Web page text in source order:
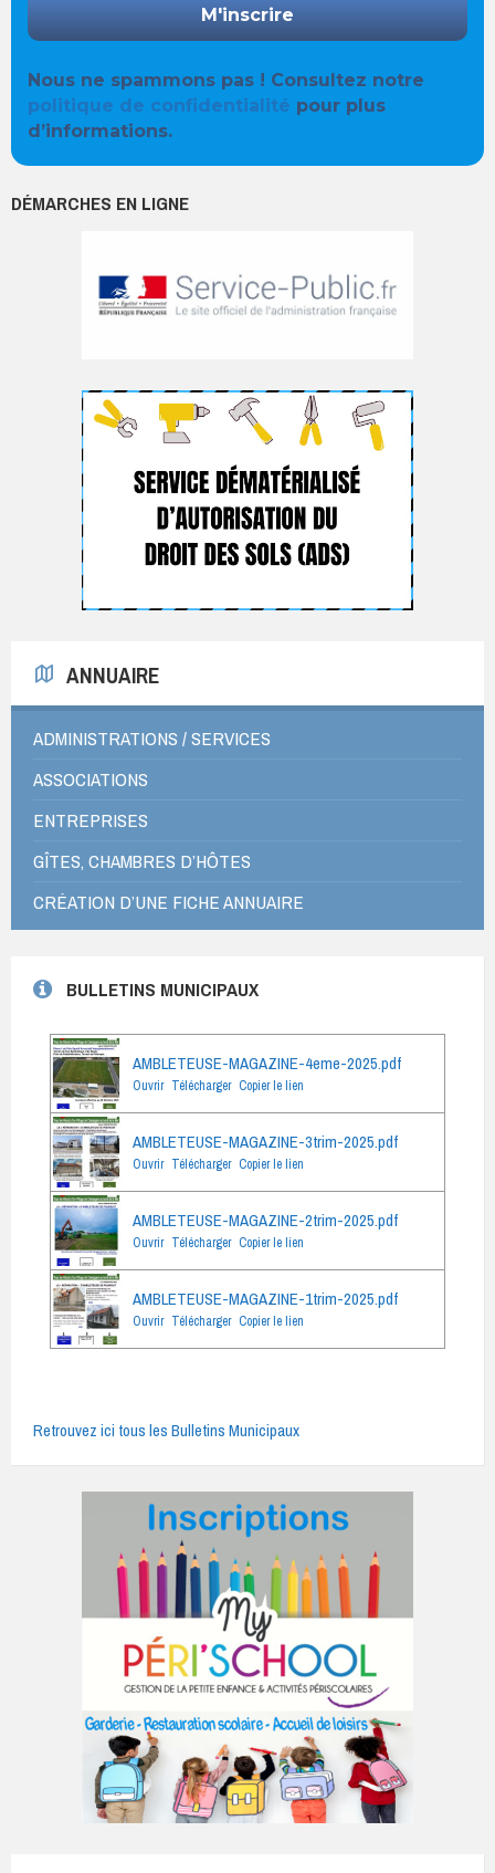
Nous ne spammons pas ! Consultez notre
politique de confidentialité pour plus
d’informations.
DÉMARCHES EN LIGNE
ANNUAIRE
ADMINISTRATIONS / SERVICES
ASSOCIATIONS
ENTREPRISES
GÎTES, CHAMBRES D’HÔTES
CRÉATION D’UNE FICHE ANNUAIRE
BULLETINS MUNICIPAUX
AMBLETEUSE-MAGAZINE-4eme-2025.pdf
Ouvrir Télécharger Copier le lien
AMBLETEUSE-MAGAZINE-3trim-2025.pdf
Ouvrir Télécharger Copier le lien
AMBLETEUSE-MAGAZINE-2trim-2025.pdf
Ouvrir Télécharger Copier le lien
AMBLETEUSE-MAGAZINE-1trim-2025.pdf
Ouvrir Télécharger Copier le lien
Retrouvez ici tous les Bulletins Municipaux